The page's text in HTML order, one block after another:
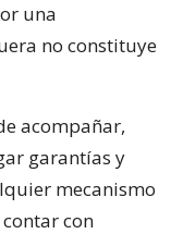
una
no constituye
acompañar,
garantías y
mecanismo
con